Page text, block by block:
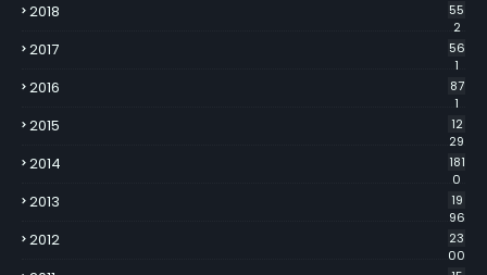
2018
55
2
2017
56
1
2016
87
1
2015
12
29
2014
181
0
2013
19
96
2012
23
00